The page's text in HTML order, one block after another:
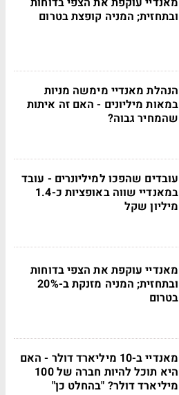
ובתחזית; המניה קופצת בטרום
הנהלת מאנדיי מימשה מניות
במאות מיליונים - האם זה איתות
שהמחיר גבוה?
עובדים שהפכו למיליונרים - עובד
במאנדיי שווה באופציות כ-1.4
מיליון שקל
מאנדיי עוקפת את הצפי בדוחות
ובתחזית; המניה מזנקת ב-20%
בטרום
מאנדיי ב-10 מיליארד דולר - האם
היא תוכל להיות חברה של 100
מיליארד דולר? "בהחלט כן"